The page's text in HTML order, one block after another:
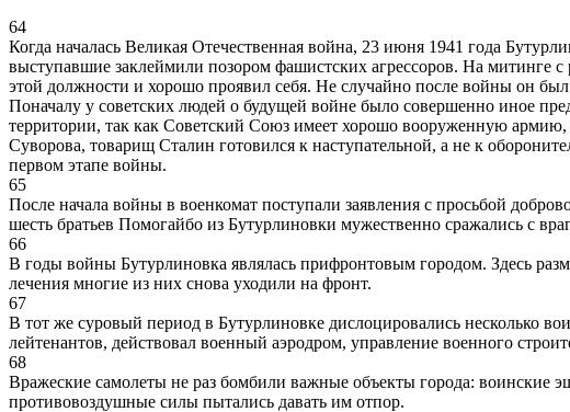
64
Когда началась Великая Отечественная война, 23 июня 1941 года
выступавшие заклеймили позором фашистских агрессоров. На митинге
этой должности и хорошо проявил себя. Не случайно после войны он
Поначалу у советских людей о будущей войне было совершенно иное
территории, так как Советский Союз имеет хорошо вооруженную
Суворова, товарищ Сталин готовился к наступательной, а не к
первом этапе войны.
65
После начала войны в военкомат поступали заявления с просьбой
шесть братьев Помогайбо из Бутурлиновки мужественно сражались с
66
В годы войны Бутурлиновка являлась прифронтовым городом. Здесь
лечения многие из них снова уходили на фронт.
67
В тот же суровый период в Бутурлиновке дислоцировались несколько
лейтенантов, действовал военный аэродром, управление военного
68
Вражеские самолеты не раз бомбили важные объекты города:
противовоздушные силы пытались давать им отпор.